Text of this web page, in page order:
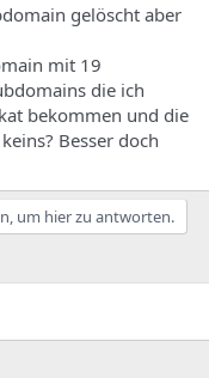
gelöscht aber
mit 19
die ich
bekommen und die
Besser doch
um hier zu antworten.